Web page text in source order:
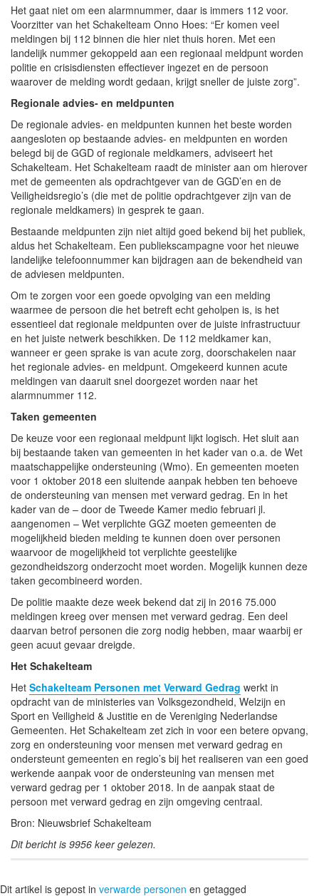
Het gaat niet om een alarmnummer, daar is immers 112 voor.
Voorzitter van het Schakelteam Onno Hoes: “Er komen veel
meldingen bij 112 binnen die hier niet thuis horen. Met een
landelijk nummer gekoppeld aan een regionaal meldpunt worden
politie en crisisdiensten effectiever ingezet en de persoon
waarover de melding wordt gedaan, krijgt sneller de juiste zorg”.
Regionale advies- en meldpunten
De regionale advies- en meldpunten kunnen het beste worden
aangesloten op bestaande advies- en meldpunten en worden
belegd bij de GGD of regionale meldkamers, adviseert het
Schakelteam. Het Schakelteam raadt de minister aan om hierover
met de gemeenten als opdrachtgever van de GGD’en en de
Veiligheidsregio’s (die met de politie opdrachtgever zijn van de
regionale meldkamers) in gesprek te gaan.
Bestaande meldpunten zijn niet altijd goed bekend bij het publiek,
aldus het Schakelteam. Een publiekscampagne voor het nieuwe
landelijke telefoonnummer kan bijdragen aan de bekendheid van
de adviesen meldpunten.
Om te zorgen voor een goede opvolging van een melding
waarmee de persoon die het betreft echt geholpen is, is het
essentieel dat regionale meldpunten over de juiste infrastructuur
en het juiste netwerk beschikken. De 112 meldkamer kan,
wanneer er geen sprake is van acute zorg, doorschakelen naar
het regionale advies- en meldpunt. Omgekeerd kunnen acute
meldingen van daaruit snel doorgezet worden naar het
alarmnummer 112.
Taken gemeenten
De keuze voor een regionaal meldpunt lijkt logisch. Het sluit aan
bij bestaande taken van gemeenten in het kader van o.a. de Wet
maatschappelijke ondersteuning (Wmo). En gemeenten moeten
voor 1 oktober 2018 een sluitende aanpak hebben ten behoeve
de ondersteuning van mensen met verward gedrag. En in het
kader van de – door de Tweede Kamer medio februari jl.
aangenomen – Wet verplichte GGZ moeten gemeenten de
mogelijkheid bieden melding te kunnen doen over personen
waarvoor de mogelijkheid tot verplichte geestelijke
gezondheidszorg onderzocht moet worden. Mogelijk kunnen deze
taken gecombineerd worden.
De politie maakte deze week bekend dat zij in 2016 75.000
meldingen kreeg over mensen met verward gedrag. Een deel
daarvan betrof personen die zorg nodig hebben, maar waarbij er
geen acuut gevaar dreigde.
Het Schakelteam
Het Schakelteam Personen met Verward Gedrag werkt in
opdracht van de ministeries van Volksgezondheid, Welzijn en
Sport en Veiligheid & Justitie en de Vereniging Nederlandse
Gemeenten. Het Schakelteam zet zich in voor een betere opvang,
zorg en ondersteuning voor mensen met verward gedrag en
ondersteunt gemeenten en regio’s bij het realiseren van een goed
werkende aanpak voor de ondersteuning van mensen met
verward gedrag per 1 oktober 2018. In de aanpak staat de
persoon met verward gedrag en zijn omgeving centraal.
Bron: Nieuwsbrief Schakelteam
Dit bericht is 9956 keer gelezen.
Dit artikel is gepost in verwarde personen en getagged